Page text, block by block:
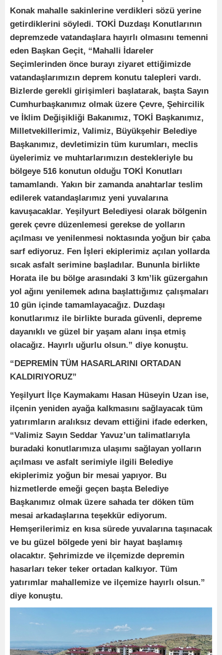
Konak mahalle sakinlerine verdikleri sözü yerine
getirdiklerini söyledi. TOKİ Duzdaşı Konutlarının
depremzede vatandaşlara hayırlı olmasını temenni
eden Başkan Geçit, “Mahalli İdareler
Seçimlerinden önce burayı ziyaret ettiğimizde
vatandaşlarımızın deprem konutu talepleri vardı.
Bizlerde gerekli girişimleri başlatarak, başta Sayın
Cumhurbaşkanımız olmak üzere Çevre, Şehircilik
ve İklim Değişikliği Bakanımız, TOKİ Başkanımız,
Milletvekillerimiz, Valimiz, Büyükşehir Belediye
Başkanımız, devletimizin tüm kurumları, meclis
üyelerimiz ve muhtarlarımızın destekleriyle bu
bölgeye 516 konutun olduğu TOKİ Konutları
tamamlandı. Yakın bir zamanda anahtarlar teslim
edilerek vatandaşlarımız yeni yuvalarına
kavuşacaklar. Yeşilyurt Belediyesi olarak bölgenin
gerek çevre düzenlemesi gerekse de yolların
açılması ve yenilenmesi noktasında yoğun bir çaba
sarf ediyoruz. Fen İşleri ekiplerimiz açılan yollarda
sıcak asfalt serimine başladılar. Bununla birlikte
Horata ile bu bölge arasındaki 3 km’lik güzergahın
yol ağını yenilemek adına başlattığımız çalışmaları
10 gün içinde tamamlayacağız. Duzdaşı
konutlarımız ile birlikte burada güvenli, depreme
dayanıklı ve güzel bir yaşam alanı inşa etmiş
olacağız. Hayırlı uğurlu olsun.” diye konuştu.
“DEPREMİN TÜM HASARLARINI ORTADAN
KALDIRIYORUZ”
Yeşilyurt İlçe Kaymakamı Hasan Hüseyin Uzan ise,
ilçenin yeniden ayağa kalkmasını sağlayacak tüm
yatırımların aralıksız devam ettiğini ifade ederken,
“Valimiz Sayın Seddar Yavuz’un talimatlarıyla
buradaki konutlarımıza ulaşımı sağlayan yolların
açılması ve asfalt serimiyle ilgili Belediye
ekiplerimiz yoğun bir mesai yapıyor. Bu
hizmetlerde emeği geçen başta Belediye
Başkanımız olmak üzere sahada ter döken tüm
mesai arkadaşlarına teşekkür ediyorum.
Hemşerilerimiz en kısa sürede yuvalarına taşınacak
ve bu güzel bölgede yeni bir hayat başlamış
olacaktır. Şehrimizde ve ilçemizde depremin
hasarları teker teker ortadan kalkıyor. Tüm
yatırımlar mahallemize ve ilçemize hayırlı olsun.”
diye konuştu.